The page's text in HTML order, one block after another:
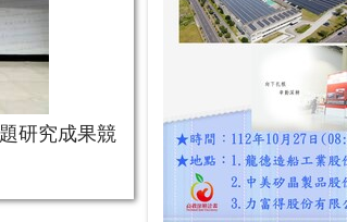
研究成果競